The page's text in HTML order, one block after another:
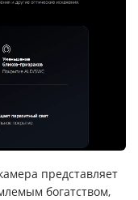
представляет
богатством,